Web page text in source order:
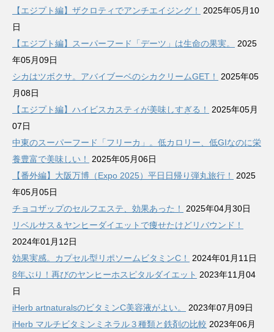
【エジプト編】ザクロティでアンチエイジング！
2025年05月10
日
【エジプト編】スーパーフード「デーツ」は生命の果実。
2025
年05月09日
シカはツボクサ。アバイブーベのシカクリームGET！
2025年05
月08日
【エジプト編】ハイビスカスティが美味しすぎる！
2025年05月
07日
中東のスーパーフード「フリーカ」。低カロリー、低GIなのに栄
養豊富で美味しい！
2025年05月06日
【番外編】大阪万博（Expo 2025）平日日帰り弾丸旅行！
2025
年05月05日
チョコザップのセルフエステ、効果あった！
2025年04月30日
リベルサス＆ヤンヒーダイエットで痩せたけどリバウンド！
2024年01月12日
効果実感。カプセル型リポソームビタミンC！
2024年01月11日
8年ぶり！再びのヤンヒーホスピタルダイエット 2023年11月04
日
iHerb artnaturalsのビタミンC美容液がよい。
2023年07月09日
iHerb マルチビタミンミネラル３種類と鉄剤の比較 2023年06月